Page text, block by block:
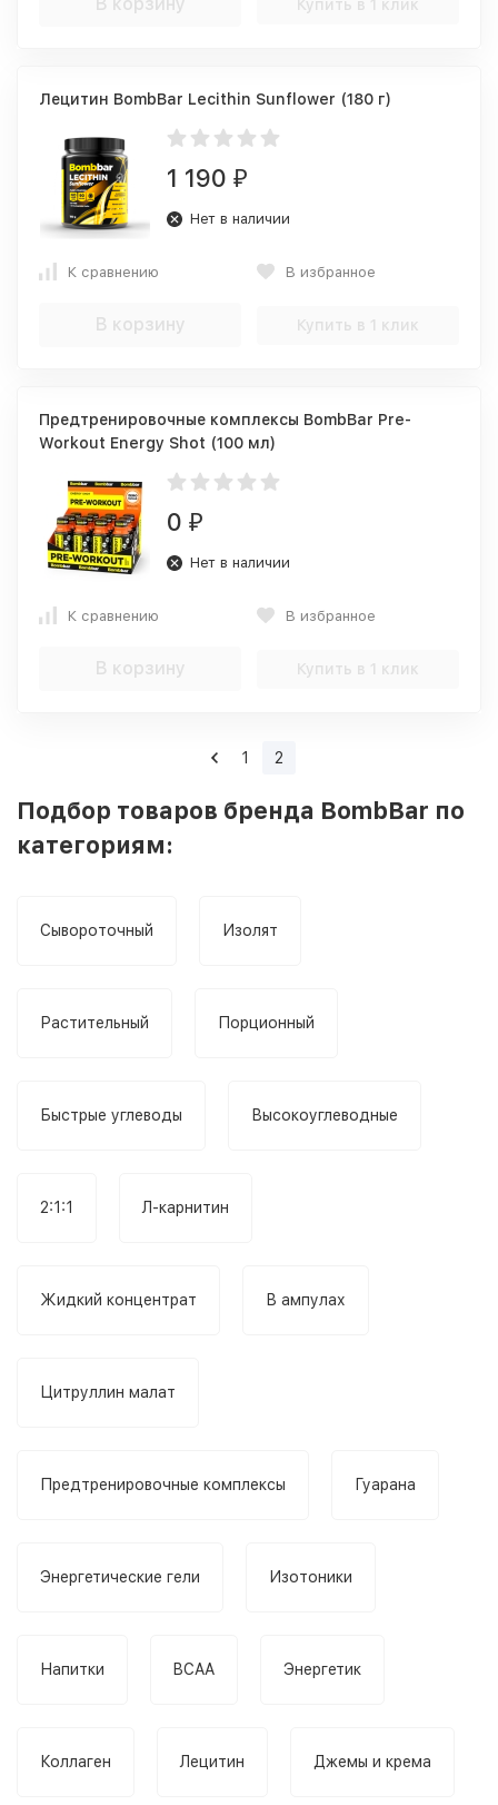
Купить в 1 клик
Лецитин BombBar Lecithin Sunflower (180 г)
1 190 ₽
Нет в наличии
К сравнению В избранное
В корзину Купить в 1 клик
Предтренировочные комплексы BombBar Pre-
Workout Energy Shot (100 мл)
0 ₽
Нет в наличии
К сравнению В избранное
В корзину Купить в 1 клик
1 2
Подбор товаров бренда BombBar по
категориям:
Сывороточный Изолят
Растительный Порционный
Быстрые углеводы Высокоуглеводные
2:1:1 Л-карнитин
Жидкий концентрат В ампулах
Цитруллин малат
Предтренировочные комплексы Гуарана
Энергетические гели Изотоники
Напитки BCAA Энергетик
Коллаген Лецитин Джемы и крема